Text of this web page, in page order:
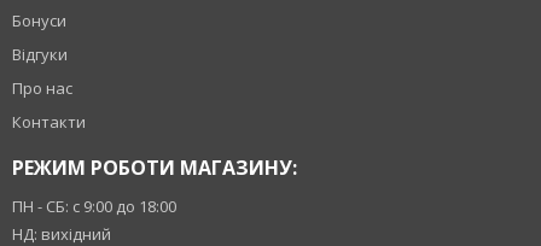
Бонуси
Відгуки
Про нас
Контакти
РЕЖИМ РОБОТИ МАГАЗИНУ:
ПН - СБ: с 9:00 до 18:00
НД: вихідний